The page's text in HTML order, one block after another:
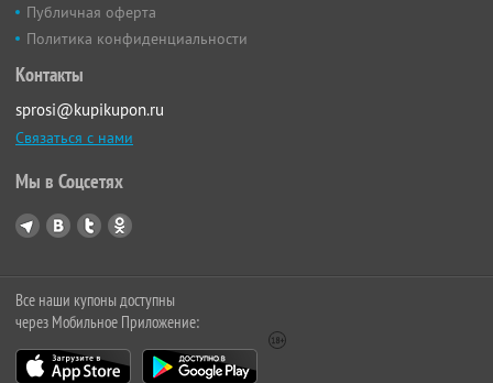
Публичная оферта
Политика конфиденциальности
Контакты
sprosi@kupikupon.ru
Связаться с нами
Мы в Соцсетях
Все наши купоны доступны
через Мобильное Приложение: